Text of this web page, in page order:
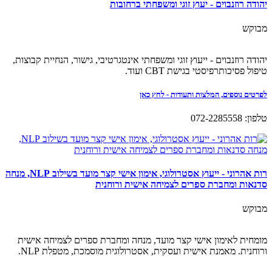
יהודה רוזנבוים - יעוץ זוגי ומשפחתי ברחובות
מבוקש
יהודה רוזנבוים - ייעוץ זוגי ומשפחתי אינטגרטיבי, גישור, הנחיית קבוצות,
טיפול פסיכותרפיסטי בגישת CBT ועוד.
לפרטים נוספים, המלצות ותעודות - לחץ כאן
טלפון: 072-2285558
רות אהרוני - ייעוץ אסטרולוגי, אימון אישי קצר מועד בשילוב NLP, מנחה
סדנאות ומחברת ספרים לצמיחה אישית ורוחנית
מבוקש
מומחית לאימון אישי קצר מועד, מנחה ומחברת ספרים לצמיחה אישית
ורוחנית. מאמנת אישית ועסקית, אסטרולוגית מוסמכת, מטפלת NLP.